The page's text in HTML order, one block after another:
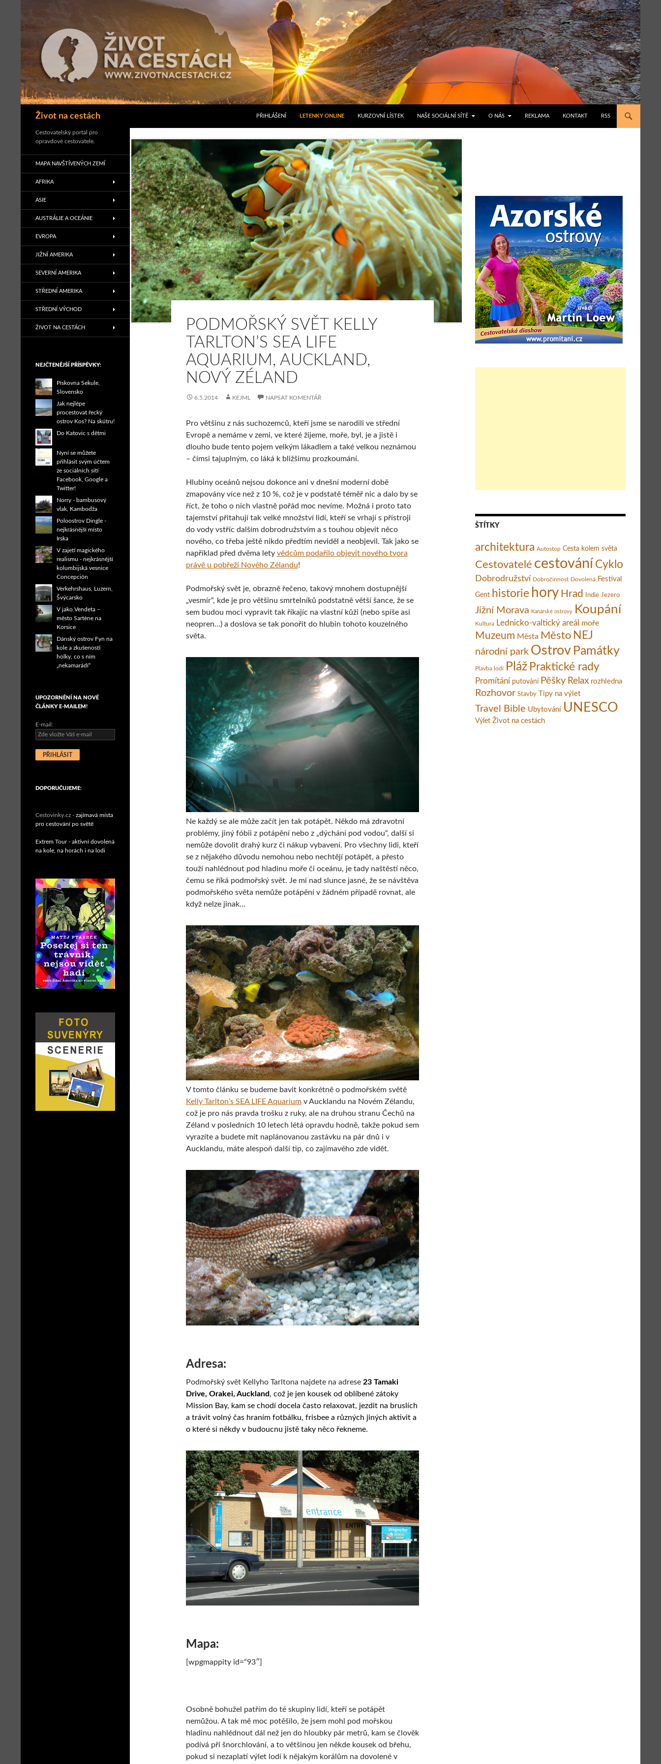
Život na cestách
Hledat
PŘIHLÁŠENÍ LETENKY ONLINE KURZOVNÍ LÍSTEK NAŠE SOCIÁLNÍ SÍTĚ O NÁS REKLAMA KONTAKT RSS
PODMOŘSKÝ SVĚT KELLY
TARLTON’S SEA LIFE
AQUARIUM, AUCKLAND,
NOVÝ ZÉLAND
6.5.2014 KEJML NAPSAT KOMENTÁŘ
Pro většinu z nás suchozemců, kteří jsme se narodili ve střední
Evropě a nemáme v zemi, ve které žijeme, moře, byl, je a jistě i
dlouho bude tento pojem velkým lákadlem a také velkou neznámou
– čímsi tajuplným, co láká k bližšímu prozkoumání.
Hlubiny oceánů nejsou dokonce ani v dnešní moderní době
zmapovány více než z 10 %, což je v podstatě téměř nic a dalo by se
říct, že toho o nich vlastně pořád moc nevíme. Možná i proto tato
tajemství přitahují tak velké množství lidí, kteří se vrhají s přístroji
do vody vstříc dalším dobrodružstvím a s touhou objevit něco
nového, co třeba ještě nikdo předtím neviděl a neobjevil. Tak jako se
například před dvěma lety vědcům podařilo objevit nového tvora
právě u pobřeží Nového Zélandu!
Podmořský svět je, obrazně řečeno, takový mnohem dostupnější
„vesmír“, kde je pro většinu smrtelníků podstatně větší šance, že se
sem budou moci vypravit tak říkajíc na vlastní kůži (nebo spíše asi
neopren…) a doslova se tak ponořit do hlubin tohoto kouzelného
světa.
Ne každý se ale může začít jen tak potápět. Někdo má zdravotní
problémy, jiný fóbii z potápění nebo z „dýchání pod vodou“, další si
nemůže dovolit drahý kurz či nákup vybavení. Pro všechny lidi, kteří
se z nějakého důvodu nemohou nebo nechtějí potápět, a přesto
touží nahlédnout pod hladinu moře či oceánu, je tady naštěstí něco,
čemu se říká podmořský svět. Je mi nad slunce jasné, že se návštěva
podmořského světa nemůže potápění v žádném případě rovnat, ale
když nelze jinak…
V tomto článku se budeme bavit konkrétně o podmořském světě
Kelly Tarlton’s SEA LIFE Aquarium v Aucklandu na Novém Zélandu,
což je pro nás pravda trošku z ruky, ale na druhou stranu Čechů na
Zéland v posledních 10 letech létá opravdu hodně, takže pokud sem
vyrazíte a budete mít naplánovanou zastávku na pár dnů i v
Aucklandu, máte alespoň další tip, co zajímavého zde vidět.
Adresa:
Podmořský svět Kellyho Tarltona najdete na adrese 23 Tamaki
Drive, Orakei, Auckland, což je jen kousek od oblíbené zátoky
Mission Bay, kam se chodí docela často relaxovat, jezdit na bruslích
a trávit volný čas hraním fotbálku, frisbee a různých jiných aktivit a
o které si někdy v budoucnu jistě taky něco řekneme.
Mapa:
[wpgmappity id=“93″]
Osobně bohužel patřím do té skupiny lidí, kteří se potápět
nemůžou. A tak mě moc potěšilo, že jsem mohl pod mořskou
hladinu nahlédnout dál než jen do hloubky pár metrů, kam se člověk
podívá při šnorchlování, a to většinou jen někde kousek od břehu,
pokud si nezaplatí výlet lodí k nějakým korálům na dovolené v
ŠTÍTKY
architektura Autostop Cesta kolem světa
Cestovatelé cestování Cyklo
Dobrodružství Dobročinnost Dovolená Festival
Gent historie hory Hrad Indie Jezero
Jižní Morava Kanárské ostrovy Koupání
Kultura Lednicko-valtický areál moře
Muzeum Města Město NEJ
národní park Ostrov Památky
Plavba lodí Pláž Praktické rady
Promítání putování Pěšky Relax rozhledna
Rozhovor Stavby Tipy na výlet
Travel Bible Ubytování UNESCO
Výlet Život na cestách
Cestovatelský portál pro
opravdové cestovatele.
MAPA NAVŠTÍVENÝCH ZEMÍ
AFRIKA
ASIE
AUSTRÁLIE A OCEÁNIE
EVROPA
JIŽNÍ AMERIKA
SEVERNÍ AMERIKA
STŘEDNÍ AMERIKA
STŘEDNÍ VÝCHOD
ŽIVOT NA CESTÁCH
NEJČTENĚJŠÍ PŘÍSPĚVKY:
Pískovna Sekule,
Slovensko
Jak nejlépe
procestovat řecký
ostrov Kos? Na skútru!
Do Katovic s dětmi
Nyní se můžete
přihlásit svým účtem
ze sociálních sítí
Facebook, Google a
Twitter!
Norry - bambusový
vlak, Kambodža
Poloostrov Dingle -
nejkrásnější místo
Irska
V zajetí magického
realismu - nejkrásnější
kolumbijská vesnice
Concepción
Verkehrshaus, Luzern,
Švýcarsko
V jako Vendeta –
město Sartène na
Korsice
Dánský ostrov Fyn na
kole a zkušenosti
holky, co s ním
„nekamarádí“
UPOZORNĚNÍ NA NOVÉ
ČLÁNKY E-MAILEM!
E-mail:
DOPORUČUJEME:
Cestovinky.cz - zajímavá místa
pro cestování po světě
Extrem Tour - aktivní dovolená
na kole, na horách i na lodi